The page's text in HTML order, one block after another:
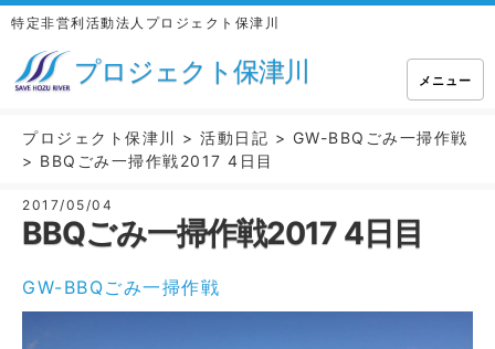
特定非営利活動法人プロジェクト保津川
プロジェクト保津川 メニュー
プロジェクト保津川 > 活動日記 > GW-BBQごみ一掃作戦
> BBQごみ一掃作戦2017 4日目
2017/05/04
BBQごみ一掃作戦2017 4日目
GW-BBQごみ一掃作戦